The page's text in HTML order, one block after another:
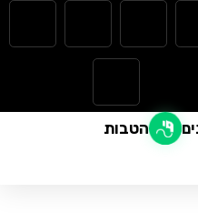
כל מה שצריך לדעת |
הטבות